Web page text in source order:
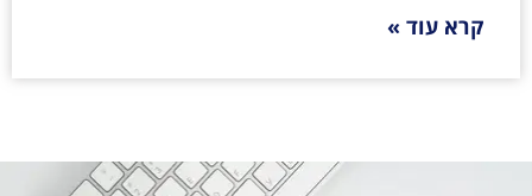
קרא עוד »